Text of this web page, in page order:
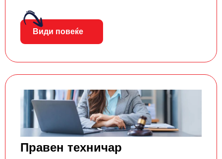
Види повеќе
Правен техничар